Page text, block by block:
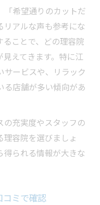
「希望通りのカットだ
リアルな声も参考にな
ることで、どの理容院
えてきます。特に江
サービスや、リラック
る店舗が多い傾向があ
の充実度やスタッフの
容院を選びましょ
得られる情報が大きな
コミで確認